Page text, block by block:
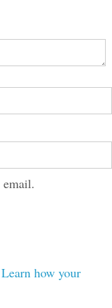
Learn how your